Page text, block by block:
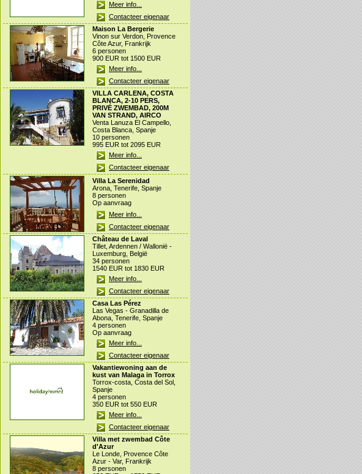
Meer info...
Contacteer eigenaar
Maison La Bergerie
Vinon sur Verdon, Provence
Côte Azur, Frankrijk
6 personen
900 EUR tot 1500 EUR
Meer info...
Contacteer eigenaar
VILLA CARLENA, COSTA
BLANCA, 2-10 PERS,
PRIVÉ ZWEMBAD, 200M
VAN STRAND, AIRCO
Venta Lanuza El Campello,
Costa Blanca, Spanje
10 personen
995 EUR tot 2095 EUR
Meer info...
Contacteer eigenaar
Villa La Serenidad
Arona, Tenerife, Spanje
8 personen
Op aanvraag
Meer info...
Contacteer eigenaar
Château de Laval
Tillet, Ardennen / Wallonië -
Luxemburg, België
34 personen
1540 EUR tot 1830 EUR
Meer info...
Contacteer eigenaar
Casa Las Pérez
Las Vegas - Granadilla de
Abona, Tenerife, Spanje
4 personen
Op aanvraag
Meer info...
Contacteer eigenaar
Vakantiewoning aan de
kust van Malaga in Torrox
Torrox-costa, Costa del Sol,
Spanje
4 personen
350 EUR tot 550 EUR
Meer info...
Contacteer eigenaar
Villa met zwembad Côte
d'Azur
Le Londe, Provence Côte
Azur - Var, Frankrijk
8 personen